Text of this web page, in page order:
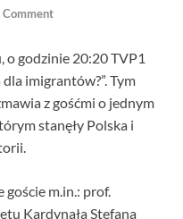
Comment
o godzinie 20:20 TVP1
imigrantów?”. Tym
z gośćmi o jednym
stanęły Polska i
goście m.in.: prof.
Kardynała Stefana